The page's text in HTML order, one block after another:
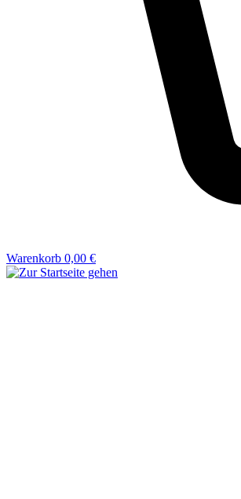
Warenkorb 0,00 €